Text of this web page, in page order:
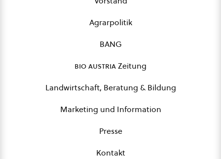
Agrarpolitik
BANG
bio austriaZeitung
Landwirtschaft, Beratung & Bildung
Marketing und Information
Presse
Kontakt